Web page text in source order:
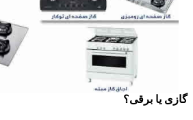
گازی یا برقی؟